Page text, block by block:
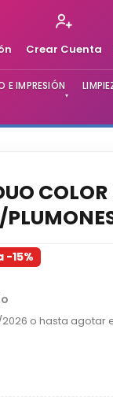
Crear Cuenta
E IMPRESIÓN
▾
COLOR
15%
2026 o hasta agotar